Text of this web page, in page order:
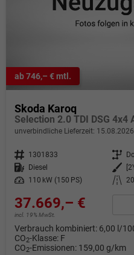
ab 746,– € mtl.
Skoda Karoq
unverbindliche Lieferzeit: 15.08.2026
Fahrzeugnr. 1301833 Getriebe
Kraftstoff Diesel Außenfarbe
Leistung
110 kW (150 PS) Kilometerstand
37.669,– €
incl. 19% MwSt.
Verbrauch kombiniert: 6,00 l/
CO2-Klasse: F
CO2-Emissionen: 159,00 g/km